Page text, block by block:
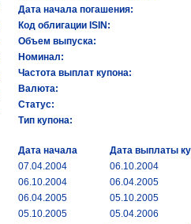
Дата начала погашения:
Код облигации ISIN:
Объем выпуска:
Номинал:
Частота выплат купона:
Валюта:
Статус:
Тип купона:
Дата начала
Дата выплаты
07.04.2004
06.10.2004
06.10.2004
06.04.2005
06.04.2005
05.10.2005
05.10.2005
05.04.2006